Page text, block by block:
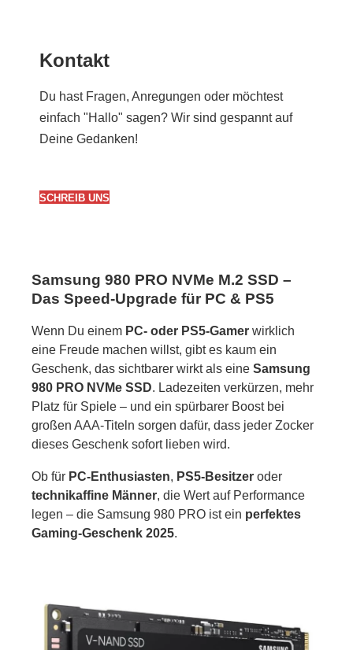
Kontakt
Du hast Fragen, Anregungen oder möchtest
einfach "Hallo" sagen? Wir sind gespannt auf
Deine Gedanken!
SCHREIB UNS
Samsung 980 PRO NVMe M.2 SSD –
Das Speed-Upgrade für PC & PS5
Wenn Du einem PC- oder PS5-Gamer wirklich
eine Freude machen willst, gibt es kaum ein
Geschenk, das sichtbarer wirkt als eine Samsung
980 PRO NVMe SSD. Ladezeiten verkürzen, mehr
Platz für Spiele – und ein spürbarer Boost bei
großen AAA-Titeln sorgen dafür, dass jeder Zocker
dieses Geschenk sofort lieben wird.
Ob für PC-Enthusiasten, PS5-Besitzer oder
technikaffine Männer, die Wert auf Performance
legen – die Samsung 980 PRO ist ein perfektes
Gaming-Geschenk 2025.